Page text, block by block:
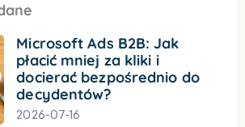
Microsoft Ads B2B: Jak
płacić mniej za kliki i
docierać bezpośrednio do
decydentów?
2026-07-16